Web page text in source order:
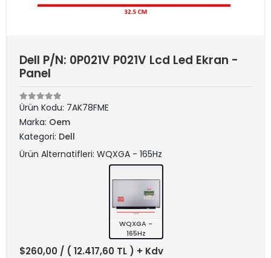
Dell P/N: 0P021V P021V Lcd Led Ekran -
Panel
Ürün Kodu: 7AK78FME
Marka: Oem
Kategori: Dell
Ürün Alternatifleri: WQXGA - 165Hz
WQXGA -
165Hz
$260,00 / ( 12.417,60 TL ) + Kdv